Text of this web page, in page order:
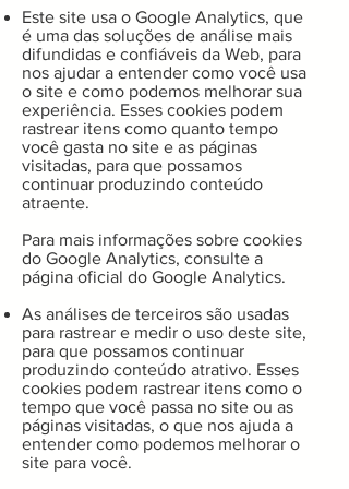
Este site usa o Google Analytics, que
é uma das soluções de análise mais
difundidas e confiáveis ​​da Web, para
nos ajudar a entender como você usa
o site e como podemos melhorar sua
experiência. Esses cookies podem
rastrear itens como quanto tempo
você gasta no site e as páginas
visitadas, para que possamos
continuar produzindo conteúdo
atraente.
Para mais informações sobre cookies
do Google Analytics, consulte a
página oficial do Google Analytics.
As análises de terceiros são usadas
para rastrear e medir o uso deste site,
para que possamos continuar
produzindo conteúdo atrativo. Esses
cookies podem rastrear itens como o
tempo que você passa no site ou as
páginas visitadas, o que nos ajuda a
entender como podemos melhorar o
site para você.